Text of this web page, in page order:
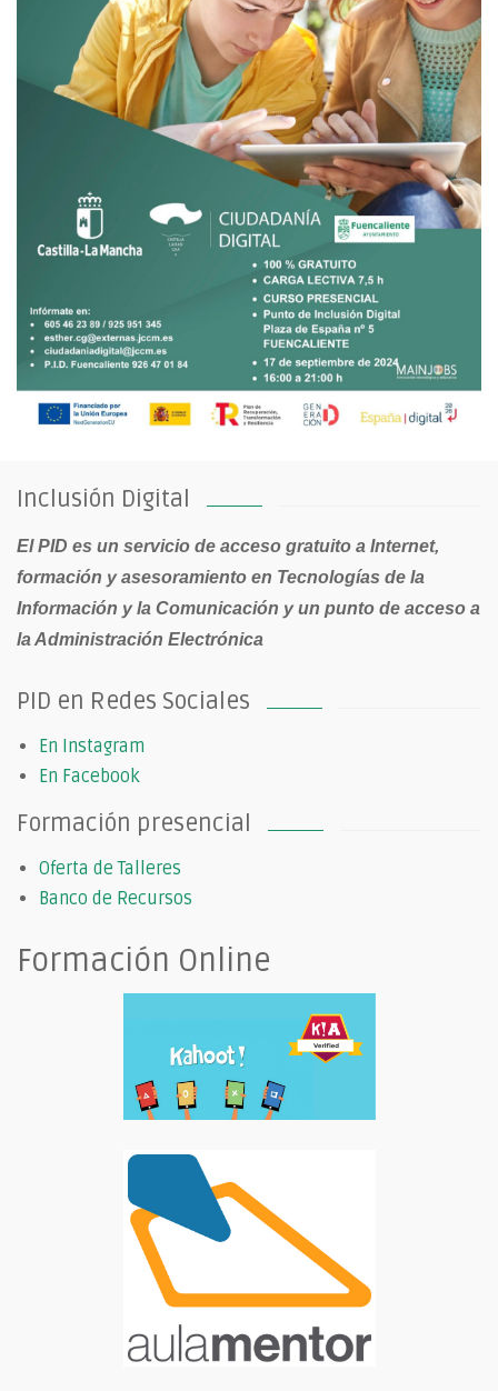
Inclusión Digital
El PID es un servicio de acceso gratuito a Internet,
formación y asesoramiento en Tecnologías de la
Información y la Comunicación y un punto de acceso a
la Administración Electrónica
PID en Redes Sociales
En Instagram
En Facebook
Formación presencial
Oferta de Talleres
Banco de Recursos
Formación Online